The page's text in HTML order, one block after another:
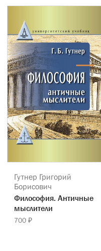
Гутнер Григорий
Борисович
Философия. Античные
мыслители
700 ₽